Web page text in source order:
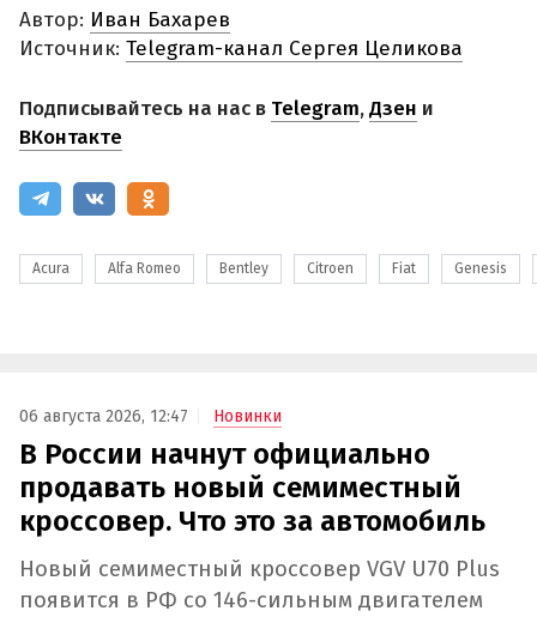
Автор: Иван Бахарев
Источник: Telegram-канал Сергея Целикова
Подписывайтесь на нас в Telegram,Дзен и
ВКонтакте
Acura Alfa Romeo Bentley Citroen Fiat Genesis
06 августа 2026, 12:47 Новинки
В России начнут официально
продавать новый семиместный
кроссовер. Что это за автомобиль
Новый семиместный кроссовер VGV U70 Plus
появится в РФ со 146-сильным двигателем